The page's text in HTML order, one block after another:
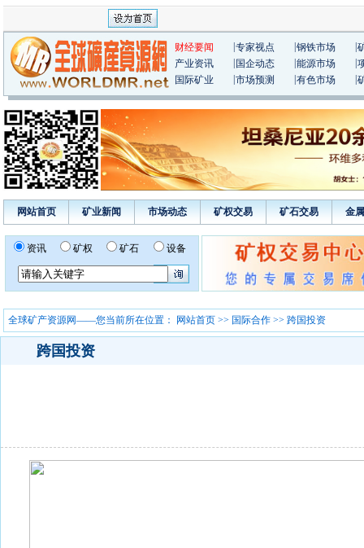
财经要闻 专家视点 钢铁市场
产业资讯
国企动态 能源市场
国际矿业
市场预测 有色市场
网站首页 矿业新闻 市场动态 矿权交易 矿石交易 金
资讯 矿权 矿石 设备
全球矿产资源网——您当前所在位置： 网站首页 >> 国际合作 >> 跨国投资
跨国投资